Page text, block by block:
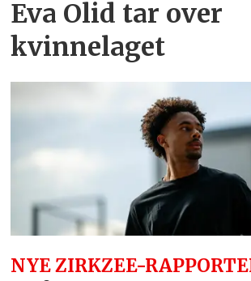
Eva Olid tar over
kvinnelaget
NYE ZIRKZEE-